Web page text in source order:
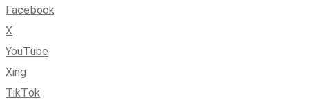
Facebook
X
YouTube
Xing
TikTok